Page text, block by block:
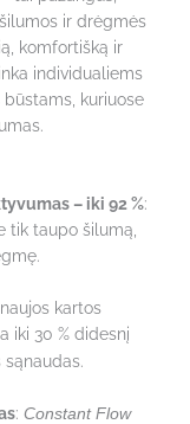
ir drėgmės
komfortišką ir
individualiems
kuriuose
– iki 92 %:
tik taupo šilumą,
kartos
iki 30 % didesnį
: Constant Flow